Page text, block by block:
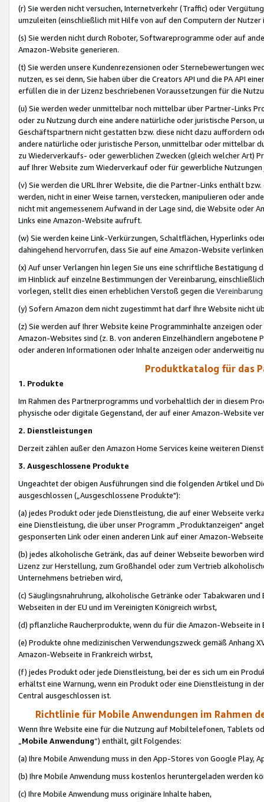
(r) Sie werden nicht versuchen, Internetverkehr (Traffic) oder
umzuleiten (einschließlich mit Hilfe von auf den Computern der
(s) Sie werden nicht durch Roboter, Softwareprogramme oder auf
Amazon-Website generieren.
(t) Sie werden unsere Kundenrezensionen oder Sternebewertungen
nutzen, es sei denn, Sie haben über die Creators API und die PA API
erfüllen die in der Lizenz beschriebenen Voraussetzungen für die
(u) Sie werden weder unmittelbar noch mittelbar über Partner-Links
oder zu Nutzung durch eine andere natürliche oder juristische
Geschäftspartnern nicht gestatten bzw. diese nicht dazu auffordern
andere natürliche oder juristische Person, unmittelbar oder mittelbar
zu Wiederverkaufs- oder gewerblichen Zwecken (gleich welcher Art)
auf Ihrer Website zum Wiederverkauf oder für gewerbliche
(v) Sie werden die URL Ihrer Website, die die Partner-Links enthält
werden, nicht in einer Weise tarnen, verstecken, manipulieren oder
nicht mit angemessenem Aufwand in der Lage sind, die Website oder
Links eine Amazon-Website aufruft.
(w) Sie werden keine Link-Verkürzungen, Schaltflächen, Hyperlinks
dahingehend hervorrufen, dass Sie auf eine Amazon-Website
(x) Auf unser Verlangen hin legen Sie uns eine schriftliche
im Hinblick auf einzelne Bestimmungen der Vereinbarung,
vorlegen, stellt dies einen erheblichen Verstoß gegen die Vereinbarung
(y) Sofern Amazon dem nicht zugestimmt hat darf Ihre Website nicht
(z) Sie werden auf Ihrer Website keine Programminhalte anzeigen
Amazon-Websites sind (z. B. von anderen Einzelhändlern
oder anderen Informationen oder Inhalte anzeigen oder anderweitig
Produktkatalog für das
1. Produkte
Im Rahmen des Partnerprogramms und vorbehaltlich der in diesem
physische oder digitale Gegenstand, der auf einer Amazon-Website
2. Dienstleistungen
Derzeit zählen außer den Amazon Home Services keine weiteren
3. Ausgeschlossene Produkte
Ungeachtet der obigen Ausführungen sind die folgenden Artikel und
ausgeschlossen („Ausgeschlossene Produkte"):
(a) jedes Produkt oder jede Dienstleistung, die auf einer Webseite
eine Dienstleistung, die über unser Programm „Produktanzeigen"
gesponserten Link oder einen anderen Link auf einer Amazon-
(b) jedes alkoholische Getränk, das auf deiner Webseite beworben
Lizenz zur Herstellung, zum Großhandel oder zum Vertrieb
Unternehmens betrieben wird,
(c) Säuglingsnahruhrung, alkoholische Getränke oder Tabakwaren
Webseiten in der EU und im Vereinigten Königreich wirbst,
(d) pflanzliche Raucherprodukte, wenn du für die Amazon-Webseite in
(e) Produkte ohne medizinischen Verwendungszweck gemäß Anhang
Amazon-Webseite in Frankreich wirbst,
(f) jedes Produkt oder jede Dienstleistung, bei der es sich um ein
erhältst eine Warnung, wenn ein Produkt oder eine Dienstleistung in
Central ausgeschlossen ist.
Richtlinie für Mobile Anwendungen im Rahmen
Wenn Ihre Website eine für die Nutzung auf Mobiltelefonen, Tablets
„Mobile Anwendung“) enthält, gilt Folgendes:
(a) Ihre Mobile Anwendung muss in den App-Stores von Google Play,
(b) Ihre Mobile Anwendung muss kostenlos heruntergeladen werden
(c) Ihre Mobile Anwendung muss originäre Inhalte haben,